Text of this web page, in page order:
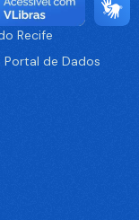
Recife
de Dados